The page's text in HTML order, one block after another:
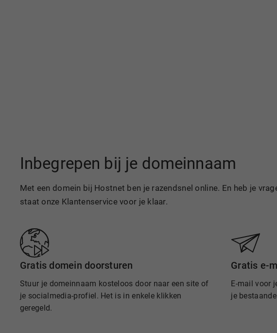
Inbegrepen bij je domeinnaam
Met een domein bij Hostnet ben je razendsnel online. En heb je
staat onze Klantenservice voor je klaar.
Gratis domein doorsturen
Stuur je domeinnaam kosteloos door naar een site of
je socialmedia-profiel. Het is in enkele klikken
geregeld.
Gratis e-
E-mail voor
je